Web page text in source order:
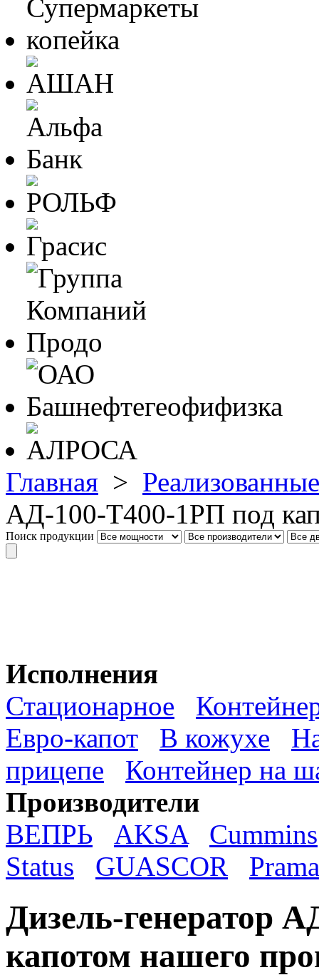
Главная >
АД-100-Т400-1РП под
Поиск продукции
Исполнения
Стационарное
Евро-капот
В кожухе
прицепе
Контейнер на
Производители
ВЕПРЬ
AKSA
Cummins
Status
GUASCOR
Дизель-генератор
капотом нашего